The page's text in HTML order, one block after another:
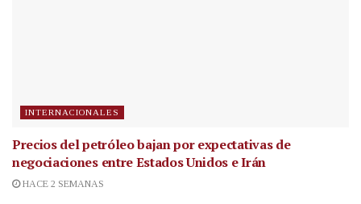
INTERNACIONALES
Precios del petróleo bajan por expectativas de
negociaciones entre Estados Unidos e Irán
HACE 2 SEMANAS